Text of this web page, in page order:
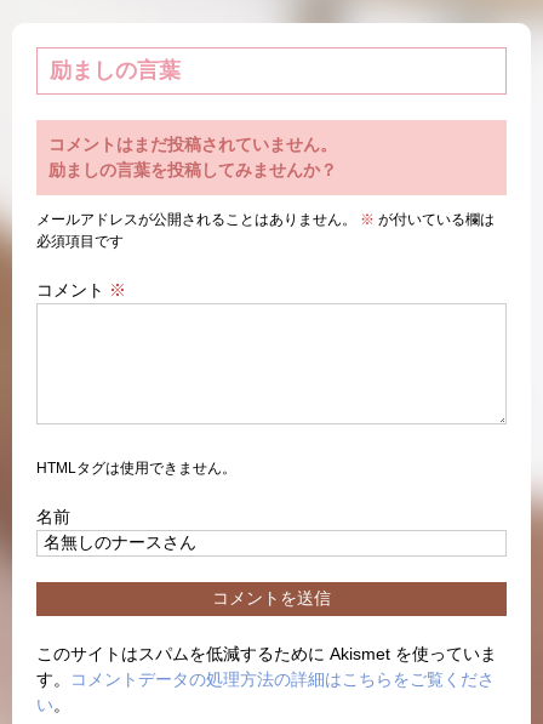
励ましの言葉
コメントはまだ投稿されていません。
励ましの言葉を投稿してみませんか？
メールアドレスが公開されることはありません。 ※ が付いている欄は
必須項目です
コメント ※
HTMLタグは使用できません。
名前
このサイトはスパムを低減するために Akismet を使っていま
す。
コメントデータの処理方法の詳細はこちらをご覧くださ
い。